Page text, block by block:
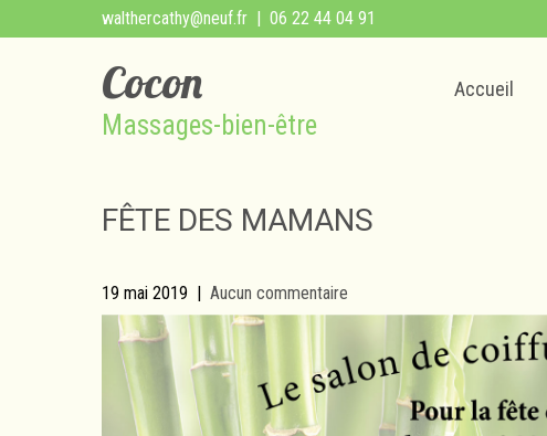
walthercathy@neuf.fr | 06 22 44 04 91
Cocon
Massages-bien-être
Accueil
FÊTE DES MAMANS
19 mai 2019 | Aucun commentaire